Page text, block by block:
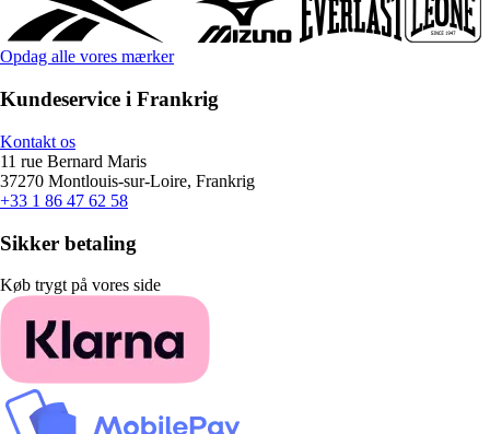
Opdag alle vores mærker
Kundeservice i Frankrig
Kontakt os
11 rue Bernard Maris
37270 Montlouis-sur-Loire, Frankrig
+33 1 86 47 62 58
Sikker betaling
Køb trygt på vores side